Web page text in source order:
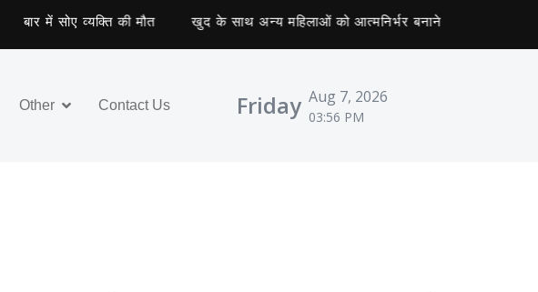
में सोए व्यक्ति की मौत खुद के साथ अन्य महिलाओं को आत्मनिर्भर बनाने वाली कलावती को मिला
Other Contact Us Friday Aug 7, 2026
03:56 PM